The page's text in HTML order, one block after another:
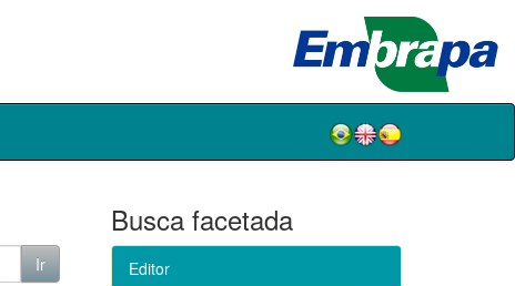
Busca facetada
Editor